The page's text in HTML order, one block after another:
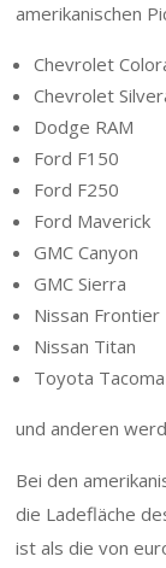
amerikanischen
Chevrolet
Chevrolet
Dodge RAM
Ford F150
Ford F250
Ford Maverick
GMC Canyon
GMC Sierra
Nissan Frontier
Nissan Titan
Toyota Tacoma
und anderen
Bei den
die Ladefläche
ist als die von